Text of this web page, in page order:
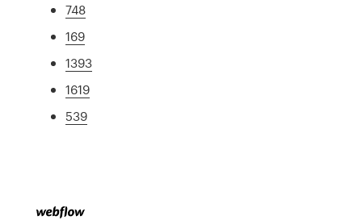
748
169
1393
1619
539